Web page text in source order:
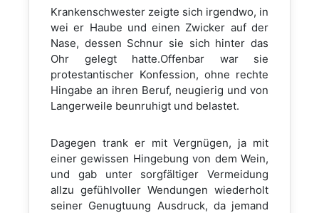
Krankenschwester zeigte sich irgendwo, in
wei er Haube und einen Zwicker auf der
Nase, dessen Schnur sie sich hinter das
Ohr gelegt hatte.Offenbar war sie
protestantischer Konfession, ohne rechte
Hingabe an ihren Beruf, neugierig und von
Langerweile beunruhigt und belastet.
Dagegen trank er mit Vergnügen, ja mit
einer gewissen Hingebung von dem Wein,
und gab unter sorgfältiger Vermeidung
allzu gefühlvoller Wendungen wiederholt
seiner Genugtuung Ausdruck, da jemand